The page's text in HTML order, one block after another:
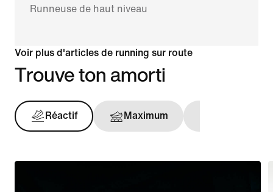
Runneuse de haut niveau
Voir plus d'articles de running sur route
Trouve ton amorti
Réactif Maximum